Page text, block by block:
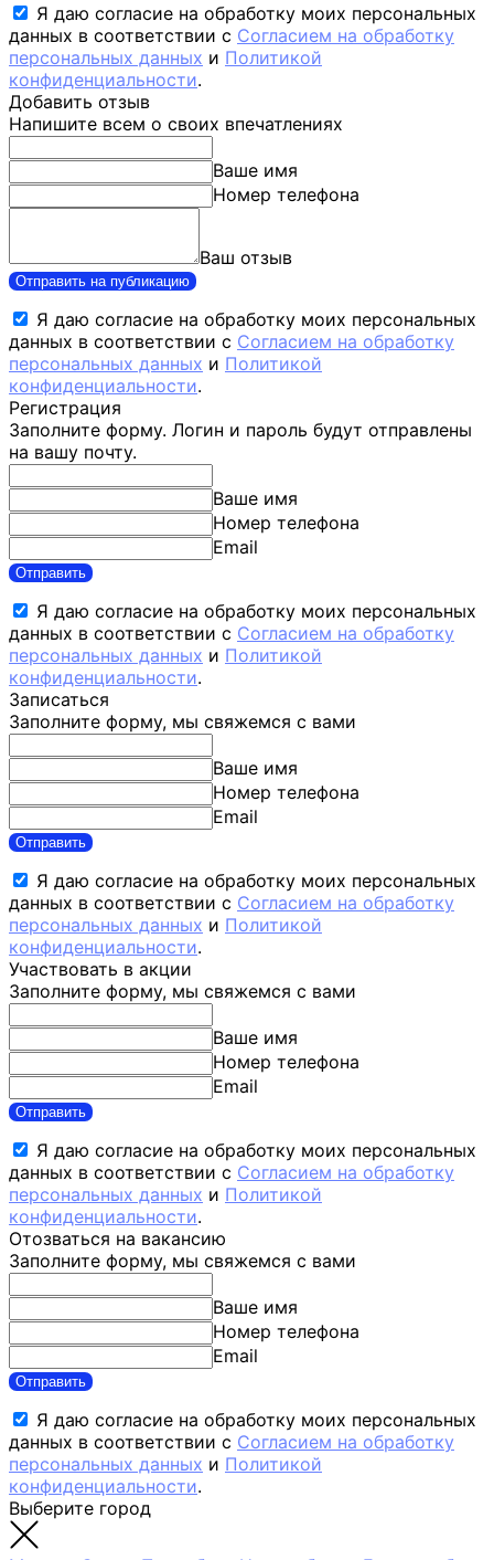
Я даю согласие на обработку моих персональных
данных в соответствии с Согласием на обработку
персональных данных и Политикой
конфиденциальности.
Добавить отзыв
Напишите всем о своих впечатлениях
Ваше имя
Номер телефона
Ваш отзыв
Отправить на публикацию
Я даю согласие на обработку моих персональных
данных в соответствии с Согласием на обработку
персональных данных и Политикой
конфиденциальности.
Регистрация
Заполните форму. Логин и пароль будут отправлены
на вашу почту.
Ваше имя
Номер телефона
Email
Отправить
Я даю согласие на обработку моих персональных
данных в соответствии с Согласием на обработку
персональных данных и Политикой
конфиденциальности.
Записаться
Заполните форму, мы свяжемся с вами
Ваше имя
Номер телефона
Email
Отправить
Я даю согласие на обработку моих персональных
данных в соответствии с Согласием на обработку
персональных данных и Политикой
конфиденциальности.
Участвовать в акции
Заполните форму, мы свяжемся с вами
Ваше имя
Номер телефона
Email
Отправить
Я даю согласие на обработку моих персональных
данных в соответствии с Согласием на обработку
персональных данных и Политикой
конфиденциальности.
Отозваться на вакансию
Заполните форму, мы свяжемся с вами
Ваше имя
Номер телефона
Email
Отправить
Я даю согласие на обработку моих персональных
данных в соответствии с Согласием на обработку
персональных данных и Политикой
конфиденциальности.
Выберите город